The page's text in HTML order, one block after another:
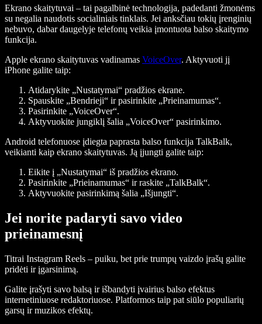
Ekrano skaitytuvai – tai pagalbinė technologija, padedanti žmonėms
su negalia naudotis socialiniais tinklais. Jei anksčiau tokių įrenginių
nebuvo, dabar daugelyje telefonų veikia įmontuota balso skaitymo
funkcija.
Apple ekrano skaitytuvas vadinamas VoiceOver. Aktyvuoti jį
iPhone galite taip:
Atidarykite „Nustatymai“ pradžios ekrane.
Spauskite „Bendrieji“ ir pasirinkite „Prieinamumas“.
Pasirinkite „VoiceOver“.
Aktyvuokite jungiklį šalia „VoiceOver“ pasirinkimo.
Android telefonuose įdiegta paprasta balso funkcija TalkBalk,
veikianti kaip ekrano skaitytuvas. Ją įjungti galite taip:
Eikite į „Nustatymai“ iš pradžios ekrano.
Pasirinkite „Prieinamumas“ ir raskite „TalkBalk“.
Aktyvuokite pasirinkimą šalia „Išjungti“.
Jei norite padaryti savo video
prieinamesnį
Titrai Instagram Reels – puiku, bet prie trumpų vaizdo įrašų galite
pridėti ir įgarsinimą.
Galite įrašyti savo balsą ir išbandyti įvairius balso efektus
internetiniuose redaktoriuose. Platformos taip pat siūlo populiarių
garsų ir muzikos efektų.